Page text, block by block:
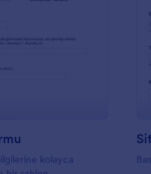
kusursuz veri
e-imza toplamasına
Jotform, formların
sunarak bilgi
ve sorunsuz hale
: Kisisel Bilgi Formu
kolayca